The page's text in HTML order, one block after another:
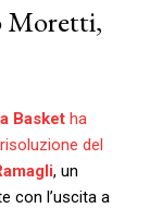
Moretti,
Basketha
del
, un
con l’uscita a